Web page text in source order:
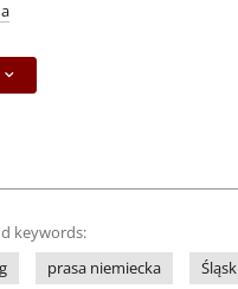
keywords:
prasa niemiecka Śląsk